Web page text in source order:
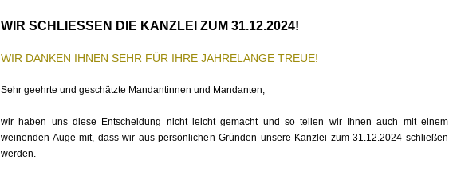
WIR SCHLIESSEN DIE KANZLEI ZUM 31.12.2024!
WIR DANKEN IHNEN SEHR FÜR IHRE JAHRELANGE TREUE!
Sehr geehrte und geschätzte Mandantinnen und Mandanten,
wir haben uns diese Entscheidung nicht leicht gemacht und so teilen wir Ihnen auch mit einem
weinenden Auge mit, dass wir aus persönlichen Gründen unsere Kanzlei zum 31.12.2024 schließen
werden.